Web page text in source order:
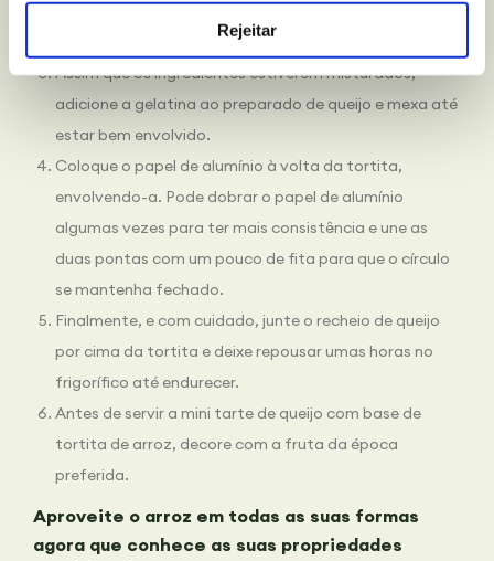
Rejeitar
brando e vá misturando ao mesmo tempo, para os
ingredientes se misturarem.
Assim que os ingredientes estiverem misturados,
adicione a gelatina ao preparado de queijo e mexa até
estar bem envolvido.
Coloque o papel de alumínio à volta da tortita,
envolvendo-a. Pode dobrar o papel de alumínio
algumas vezes para ter mais consistência e une as
duas pontas com um pouco de fita para que o círculo
se mantenha fechado.
Finalmente, e com cuidado, junte o recheio de queijo
por cima da tortita e deixe repousar umas horas no
frigorífico até endurecer.
Antes de servir a mini tarte de queijo com base de
tortita de arroz, decore com a fruta da época
preferida.
Aproveite o arroz em todas as suas formas
agora que conhece as suas propriedades